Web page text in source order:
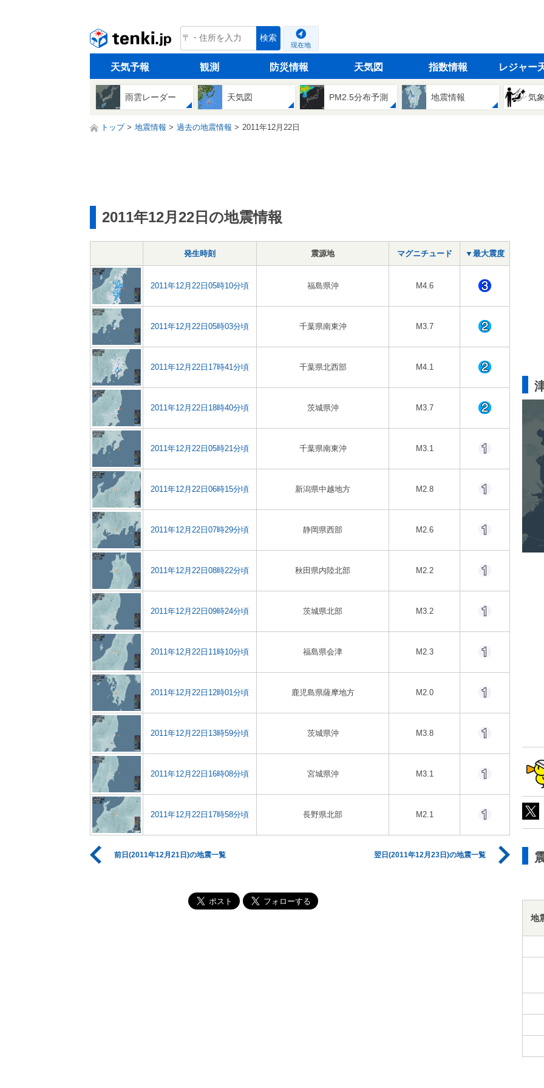
tenki.jp 検索
現在地
天気予報 観測 防災情報 天気図 指数情報 レジャー
雨雲レーダー 天気図 PM2.5分布予測 地震情報 気
トップ 地震情報 過去の地震情報 2011年12月22日
2011年12月22日の地震情報
発生時刻 震源地 マグニチュード ▼最大震度
2011年12月22日05時10分頃 福島県沖 M4.6
2011年12月22日05時03分頃 千葉県南東沖 M3.7
2011年12月22日17時41分頃 千葉県北西部 M4.1
2011年12月22日18時40分頃 茨城県沖 M3.7
2011年12月22日05時21分頃 千葉県南東沖 M3.1
2011年12月22日06時15分頃 新潟県中越地方 M2.8
2011年12月22日07時29分頃 静岡県西部 M2.6
2011年12月22日08時22分頃 秋田県内陸北部 M2.2
2011年12月22日09時24分頃 茨城県北部 M3.2
2011年12月22日11時10分頃 福島県会津 M2.3
2011年12月22日12時01分頃 鹿児島県薩摩地方 M2.0
2011年12月22日13時59分頃 茨城県沖 M3.8
2011年12月22日16時08分頃 宮城県沖 M3.1
2011年12月22日17時58分頃 長野県北部 M2.1
前日(2011年12月21日)の地震一覧 翌日(2011年12月23日)の地震一覧
地